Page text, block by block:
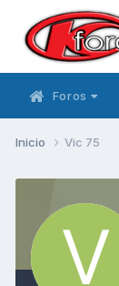
Foros
Inicio Vic 75